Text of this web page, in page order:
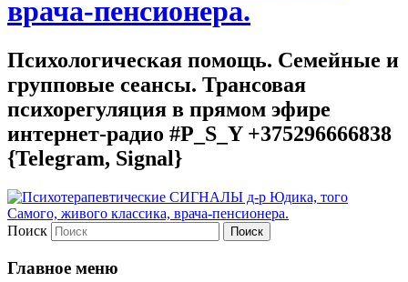
врача-пенсионера.
Психологическая помощь. Семейные и
групповые сеансы. Трансовая
психорегуляция в прямом эфире
интернет-радио #P_S_Y +375296666838
{Telegram, Signal}
Поиск
Главное меню